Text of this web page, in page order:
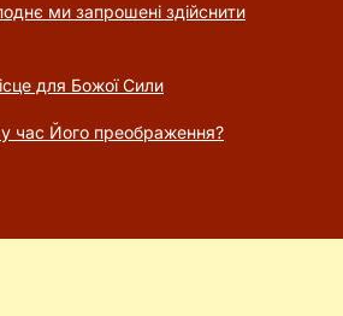
ми запрошені здійснити
для Божої Сили
час Його преображення?